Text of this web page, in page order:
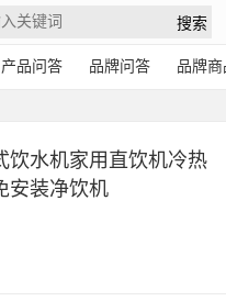
产品问答 品牌问答 品牌商
饮水机家用直饮机冷热
安装净饮机